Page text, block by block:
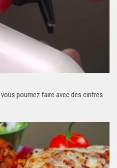
pourriez faire avec des cintres